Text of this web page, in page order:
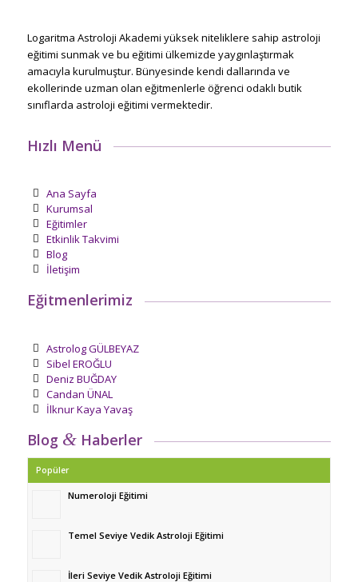
Logaritma Astroloji Akademi yüksek niteliklere sahip astroloji
eğitimi sunmak ve bu eğitimi ülkemizde yaygınlaştırmak
amacıyla kurulmuştur. Bünyesinde kendi dallarında ve
ekollerinde uzman olan eğitmenlerle öğrenci odaklı butik
sınıflarda astroloji eğitimi vermektedir.
Hızlı Menü
Ana Sayfa
Kurumsal
Eğitimler
Etkinlik Takvimi
Blog
İletişim
Eğitmenlerimiz
Astrolog GÜLBEYAZ
Sibel EROĞLU
Deniz BUĞDAY
Candan ÜNAL
İlknur Kaya Yavaş
Blog &Haberler
Popüler
Numeroloji Eğitimi
Temel Seviye Vedik Astroloji Eğitimi
İleri Seviye Vedik Astroloji Eğitimi